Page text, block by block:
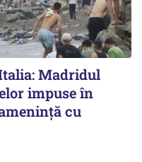
Madridul
impuse în
cu